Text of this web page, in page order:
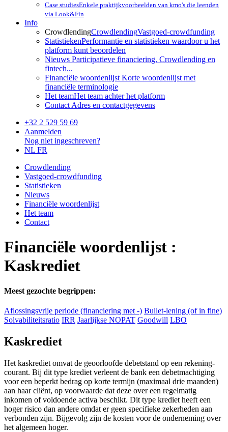
Case studiesEnkele praktijkvoorbeelden van kmo's die leenden
via Look&Fin
Info
CrowdlendingCrowdlendingVastgoed-crowdfunding
StatistiekenPerformantie en statistieken waardoor u het
platform kunt beoordelen
Nieuws Participatieve financiering, Crowdlending en
fintech...
Financiële woordenlijst Korte woordenlijst met
financiële terminologie
Het teamHet team achter het platform
Contact Adres en contactgegevens
+32 2 529 59 69
Aanmelden
Nog niet ingeschreven?
NL FR
Crowdlending
Vastgoed-crowdfunding
Statistieken
Nieuws
Financiële woordenlijst
Het team
Contact
Financiële woordenlijst :
Kaskrediet
Meest gezochte begrippen:
Aflossingsvrije periode (financiering met -) Bullet-lening (of in fine)
Solvabiliteitsratio IRR Jaarlijkse NOPAT Goodwill LBO
Kaskrediet
Het kaskrediet omvat de geoorloofde debetstand op een rekening-
courant. Bij dit type krediet verleent de bank een debetmachtiging
voor een beperkt bedrag op korte termijn (maximaal drie maanden)
aan haar cliënt, op voorwaarde dat deze over een regelmatig
inkomen of voldoende activa beschikt. Dit type krediet heeft een
hoger risico dan andere omdat er geen specifieke zekerheden aan
verbonden zijn. Bijgevolg zijn de kosten voor de onderneming over
het algemeen hoger.